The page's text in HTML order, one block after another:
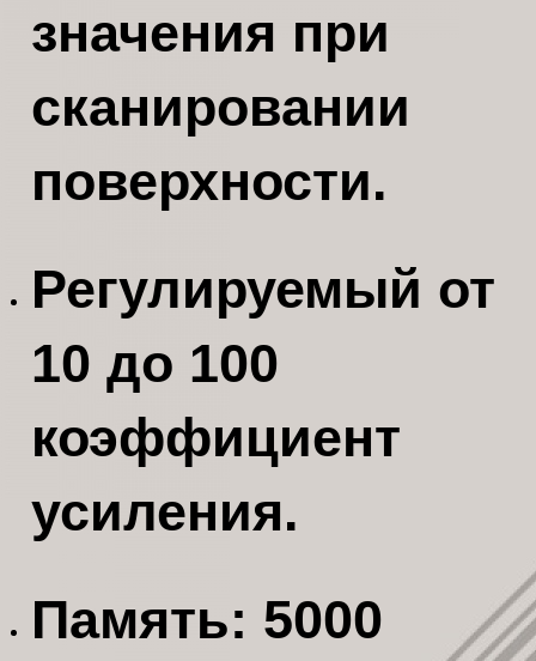
значения при
сканировании
поверхности.
Регулируемый от
10 до 100
коэффициент
усиления.
Память: 5000